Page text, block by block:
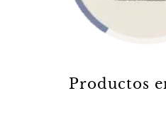
Productos